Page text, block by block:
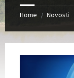
Home / Novosti